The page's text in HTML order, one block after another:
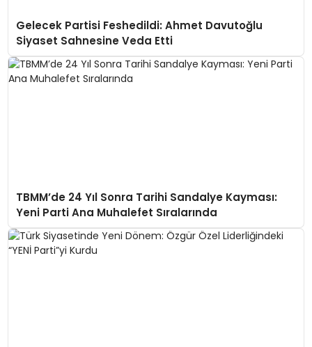
Gelecek Partisi Feshedildi: Ahmet Davutoğlu
Siyaset Sahnesine Veda Etti
TBMM’de 24 Yıl Sonra Tarihi Sandalye Kayması:
Yeni Parti Ana Muhalefet Sıralarında